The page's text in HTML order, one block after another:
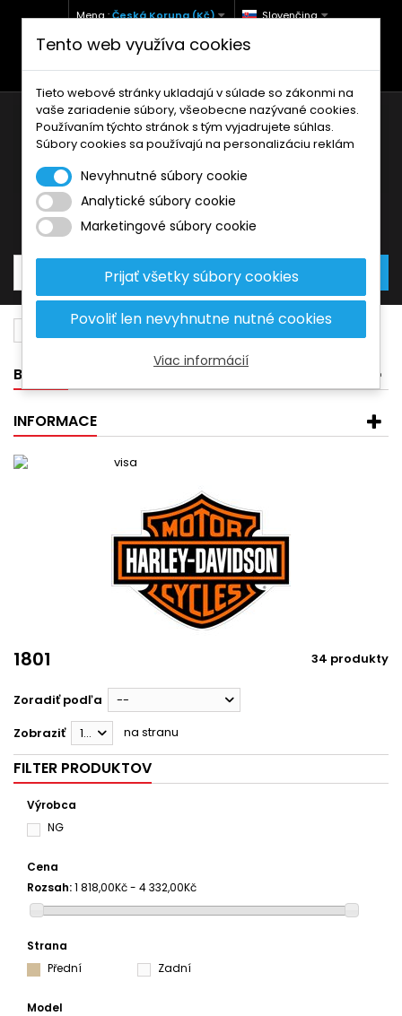
Mena :Česká Koruna (Kč) Slovenčina
+420 771 127 977 (Po-Pá, 9-12 a 13-17)
Košík0Produkty
BANNER
INFORMACE
1801 34 produkty
Zoradiť podľa
--
Zobraziť
12 na stranu
FILTER PRODUKTOV
Výrobca
NG
Cena
Rozsah:1 818,00Kč - 4 332,00Kč
Strana
Přední
Zadní
Model
Tento web využíva cookies
Tieto webové stránky ukladajú v súlade so zákonmi na
vaše zariadenie súbory, všeobecne nazývané cookies.
Používaním týchto stránok s tým vyjadrujete súhlas.
Súbory cookies sa používajú na personalizáciu reklám
Nevyhnutné súbory cookie
Analytické súbory cookie
Marketingové súbory cookie
Prijať všetky súbory cookies
Povoliť len nevyhnutne nutné cookies
Viac informácií